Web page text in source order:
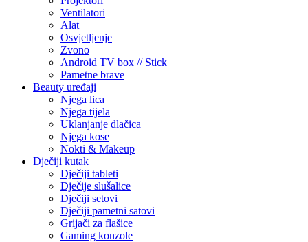
Ventilatori
Alat
Osvjetljenje
Zvono
Android TV box // Stick
Pametne brave
Beauty uređaji
Njega lica
Njega tijela
Uklanjanje dlačica
Njega kose
Nokti & Makeup
Dječiji kutak
Dječiji tableti
Dječije slušalice
Dječiji setovi
Dječiji pametni satovi
Grijači za flašice
Gaming konzole